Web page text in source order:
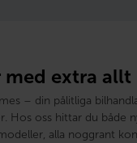
med extra allt
– din pålitliga
Hos oss hittar du både
alla noggrant